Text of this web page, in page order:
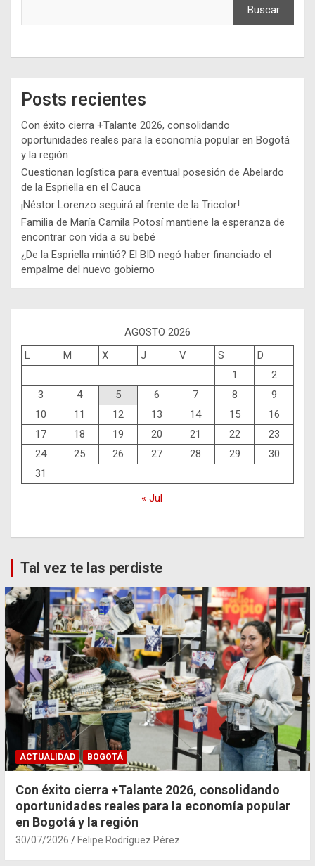
Buscar
Posts recientes
Con éxito cierra +Talante 2026, consolidando
oportunidades reales para la economía popular en Bogotá
y la región
Cuestionan logística para eventual posesión de Abelardo
de la Espriella en el Cauca
¡Néstor Lorenzo seguirá al frente de la Tricolor!
Familia de María Camila Potosí mantiene la esperanza de
encontrar con vida a su bebé
¿De la Espriella mintió? El BID negó haber financiado el
empalme del nuevo gobierno
AGOSTO 2026
L
M X J V S
D
1
2
3
4 5 6 7 8
9
10
11 12 13 14 15
16
17
18 19 20 21 22
23
24
25 26 27 28 29
30
31
« Jul
Tal vez te las perdiste
ACTUALIDAD BOGOTÁ
Con éxito cierra +Talante 2026, consolidando
oportunidades reales para la economía popular
en Bogotá y la región
30/07/2026 Felipe Rodríguez Pérez